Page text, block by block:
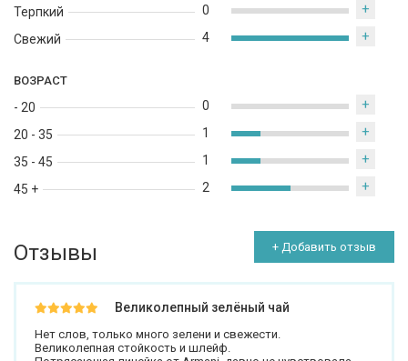
Терпкий
Свежий
0 +
4 +
ВОЗРАСТ
- 20
20 - 35
35 - 45
45 +
0 +
1 +
1 +
2 +
Отзывы + Добавить отзыв
Великолепный зелёный чай
Нет слов, только много зелени и свежести.
Великолепная стойкость и шлейф.